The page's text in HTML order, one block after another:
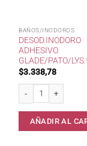
BAÑOS/INODOROS
DESOD.INODORO
ADHESIVO
GLADE/PATO/
$3.338,78
Desod.Inodoro
AÑADIR AL